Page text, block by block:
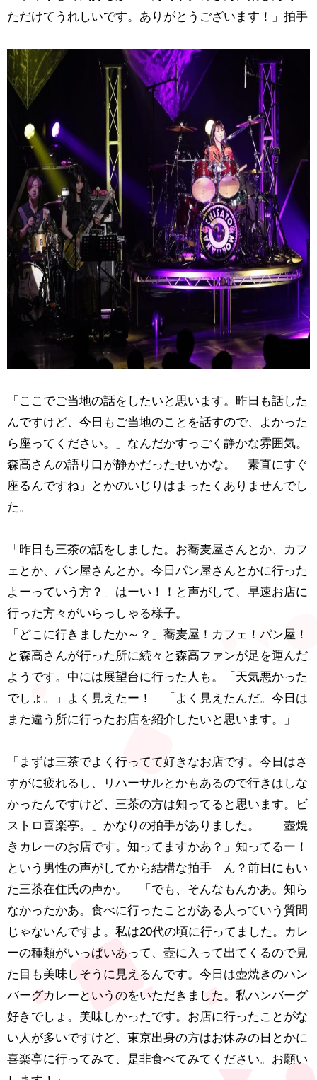
ただけてうれしいです。ありがとうございます！」拍手
「ここでご当地の話をしたいと思います。昨日も話した
んですけど、今日もご当地のことを話すので、よかった
ら座ってください。」なんだかすっごく静かな雰囲気。
森高さんの語り口が静かだったせいかな。「素直にすぐ
座るんですね」とかのいじりはまったくありませんでし
た。
「昨日も三茶の話をしました。お蕎麦屋さんとか、カフ
ェとか、パン屋さんとか。今日パン屋さんとかに行った
よーっていう方？」はーい！！と声がして、早速お店に
行った方々がいらっしゃる様子。
「どこに行きましたか～？」蕎麦屋！カフェ！パン屋！
と森高さんが行った所に続々と森高ファンが足を運んだ
ようです。中には展望台に行った人も。「天気悪かった
でしょ。」よく見えたー！ 「よく見えたんだ。今日は
また違う所に行ったお店を紹介したいと思います。」
「まずは三茶でよく行ってて好きなお店です。今日はさ
すがに疲れるし、リハーサルとかもあるので行きはしな
かったんですけど、三茶の方は知ってると思います。ビ
ストロ喜楽亭。」かなりの拍手がありました。 「壺焼
きカレーのお店です。知ってますかあ？」知ってるー！
という男性の声がしてから結構な拍手 ん？前日にもい
た三茶在住氏の声か。 「でも、そんなもんかあ。知ら
なかったかあ。食べに行ったことがある人っていう質問
じゃないんですよ。私は20代の頃に行ってました。カレ
ーの種類がいっぱいあって、壺に入って出てくるので見
た目も美味しそうに見えるんです。今日は壺焼きのハン
バーグカレーというのをいただきました。私ハンバーグ
好きでしょ。美味しかったです。お店に行ったことがな
い人が多いですけど、東京出身の方はお休みの日とかに
喜楽亭に行ってみて、是非食べてみてください。お願い